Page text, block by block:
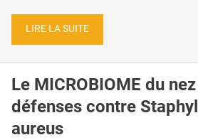
LIRE LA SUITE
Le MICROBIOME du
défenses contre
aureus